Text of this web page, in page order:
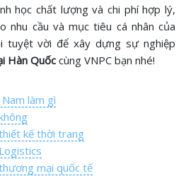
học chất lượng và chi phí hợp lý,
nhu cầu và mục tiêu cá nhân của
tuyệt vời để xây dựng sự nghiệp
Hàn Quốc cùng VNPC bạn nhé!
làm gì
kế thời trang
mại quốc tế